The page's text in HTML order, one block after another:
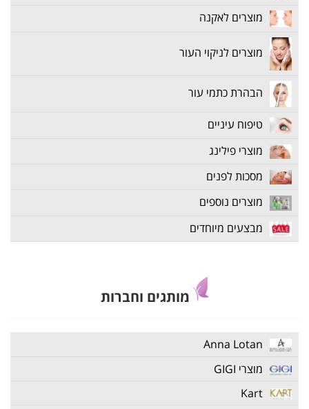
מוצרים לאקנה
מוצרים לניקוי העור
הבהרת כתמי עור
טיפוח עיניים
מוצרי פילינג
מסכות לפנים
מוצרים נוספים
מבצעים מיוחדים
מותגים וחברות
Anna Lotan
מוצרי GIGI
Kart